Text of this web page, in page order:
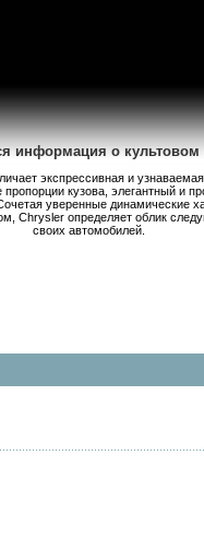
информация о культовом
экспрессивная и
пропорции кузова, элегантный и
уверенные динамические
Chrysler определяет облик
своих автомобилей.